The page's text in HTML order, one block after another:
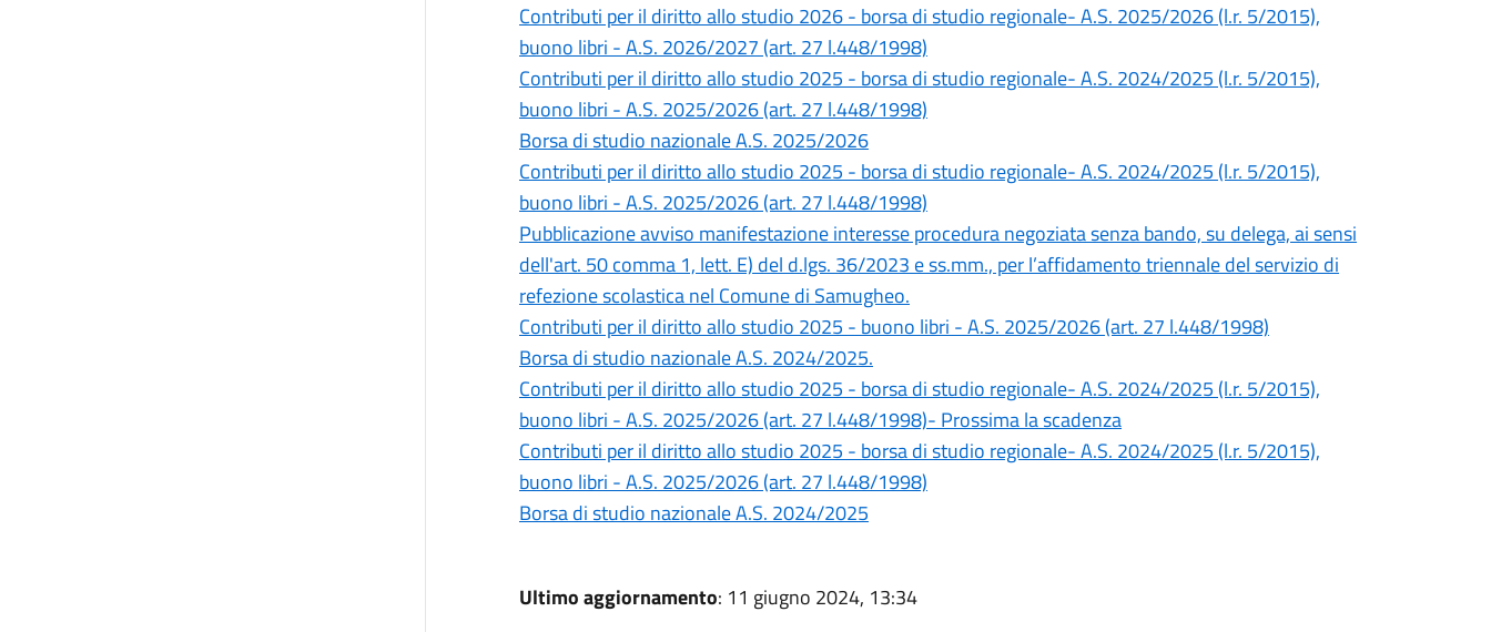
Contributi per il diritto allo studio 2026 - borsa di studio regionale- A.S. 2025/2026 (l.r. 5/2015),
buono libri - A.S. 2026/2027 (art. 27 l.448/1998)
Contributi per il diritto allo studio 2025 - borsa di studio regionale- A.S. 2024/2025 (l.r. 5/2015),
buono libri - A.S. 2025/2026 (art. 27 l.448/1998)
Borsa di studio nazionale A.S. 2025/2026
Contributi per il diritto allo studio 2025 - borsa di studio regionale- A.S. 2024/2025 (l.r. 5/2015),
buono libri - A.S. 2025/2026 (art. 27 l.448/1998)
Pubblicazione avviso manifestazione interesse procedura negoziata senza bando, su delega, ai sensi
dell'art. 50 comma 1, lett. E) del d.lgs. 36/2023 e ss.mm., per l’affidamento triennale del servizio di
refezione scolastica nel Comune di Samugheo.
Contributi per il diritto allo studio 2025 - buono libri - A.S. 2025/2026 (art. 27 l.448/1998)
Borsa di studio nazionale A.S. 2024/2025.
Contributi per il diritto allo studio 2025 - borsa di studio regionale- A.S. 2024/2025 (l.r. 5/2015),
buono libri - A.S. 2025/2026 (art. 27 l.448/1998)- Prossima la scadenza
Contributi per il diritto allo studio 2025 - borsa di studio regionale- A.S. 2024/2025 (l.r. 5/2015),
buono libri - A.S. 2025/2026 (art. 27 l.448/1998)
Borsa di studio nazionale A.S. 2024/2025
Ultimo aggiornamento: 11 giugno 2024, 13:34